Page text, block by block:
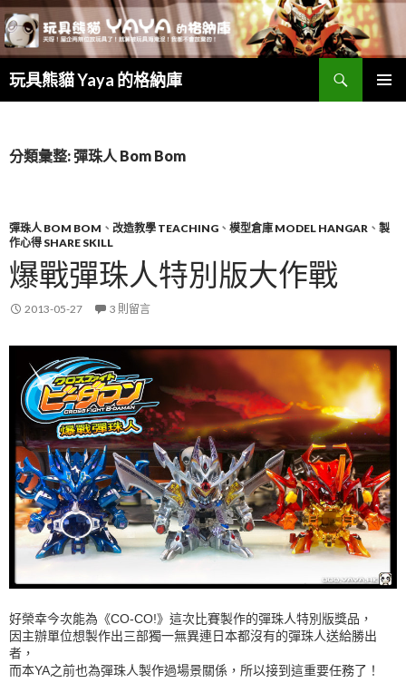
玩具熊貓 Yaya 的格納庫
尋
要
分類彙整: 彈珠人 Bom Bom
彈珠人 BOM BOM 、 改造教學 TEACHING 、 模型倉庫 MODEL HANGAR 、 製
作心得 SHARE SKILL
爆戰彈珠人特別版大作戰
2013-05-27 3 則留言
好榮幸今次能為 《CO-CO!》 這次比賽製作的彈珠人特別版獎品，
因主辦單位想製作出三部獨一無異連日本都沒有的彈珠人送給勝出
者，
而本YA之前也為彈珠人製作過場景關係，所以接到這重要任務了！